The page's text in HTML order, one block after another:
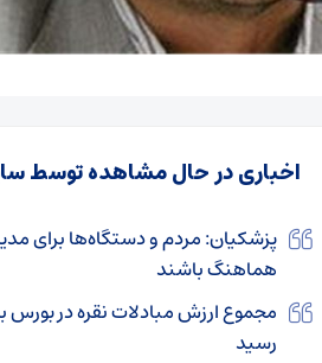
اخباری در حال مشاهده توسط
پزشکیان: مردم و دستگاه‌ها برای
هماهنگ باشند
رسید